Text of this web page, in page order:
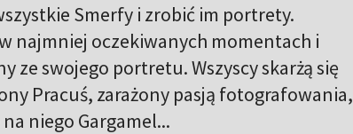
Smerfy i zrobić im portrety.
najmniej oczekiwanych momentach i
ze swojego portretu. Wszyscy skarżą się
Pracuś, zarażony pasją fotografowania,
niego Gargamel...